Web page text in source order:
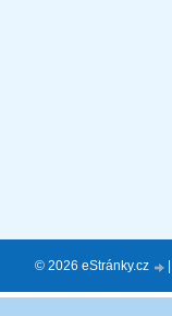
© 2026 eStránky.cz